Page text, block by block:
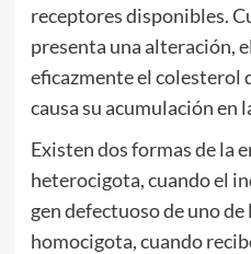
receptores disponibles.
presenta una alteración,
eficazmente el colesterol
causa su acumulación en
Existen dos formas de la
heterocigota, cuando el
gen defectuoso de uno de
homocigota, cuando